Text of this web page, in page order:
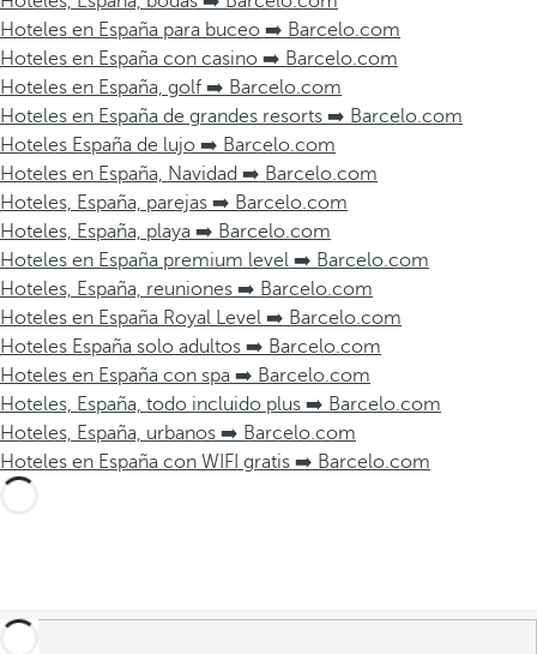
Hoteles en España para buceo ➡️ Barcelo.com
Hoteles en España con casino ➡️ Barcelo.com
Hoteles en España, golf ➡️ Barcelo.com
Hoteles en España de grandes resorts ➡️ Barcelo.com
Hoteles España de lujo ➡️ Barcelo.com
Hoteles en España, Navidad ➡️ Barcelo.com
Hoteles, España, parejas ➡️ Barcelo.com
Hoteles, España, playa ➡️ Barcelo.com
Hoteles en España premium level ➡️ Barcelo.com
Hoteles, España, reuniones ➡️ Barcelo.com
Hoteles en España Royal Level ➡️ Barcelo.com
Hoteles España solo adultos ➡️ Barcelo.com
Hoteles en España con spa ➡️ Barcelo.com
Hoteles, España, todo incluido plus ➡️ Barcelo.com
Hoteles, España, urbanos ➡️ Barcelo.com
Hoteles en España con WIFI gratis ➡️ Barcelo.com